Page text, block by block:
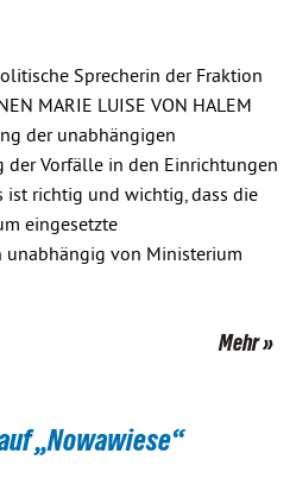
Sprecherin der Fraktion
MARIE LUISE VON HALEM
der unabhängigen
der Vorfälle in den Einrichtungen
ist richtig und wichtig, dass die
eingesetzte
unabhängig von Ministerium
Mehr
„Nowawiese“